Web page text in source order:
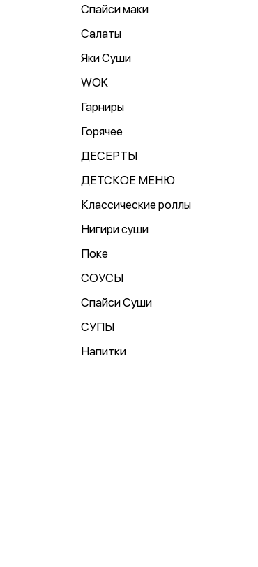
Спайси маки
Салаты
Яки Суши
WOK
Гарниры
Горячее
ДЕСЕРТЫ
ДЕТСКОЕ МЕНЮ
Классические роллы
Нигири суши
Поке
СОУСЫ
Спайси Суши
СУПЫ
Напитки